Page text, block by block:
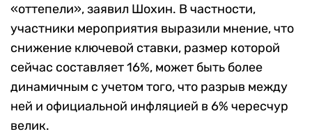
«оттепели», заявил Шохин. В частности,
участники мероприятия выразили мнение, что
снижение ключевой ставки, размер которой
сейчас составляет 16%, может быть более
динамичным с учетом того, что разрыв между
ней и официальной инфляцией в 6% чересчур
велик.